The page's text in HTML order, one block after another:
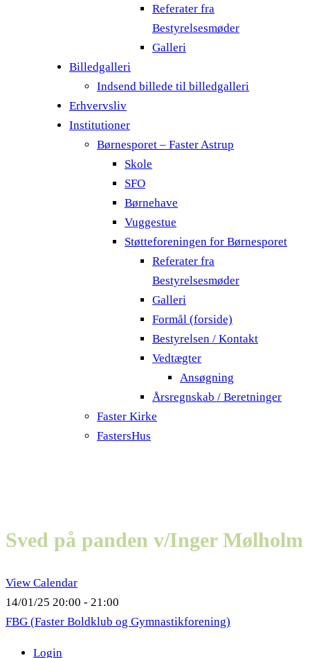
Referater fra
Bestyrelsesmøder
Galleri
Billedgalleri
Indsend billede til billedgalleri
Erhvervsliv
Institutioner
Børnesporet – Faster Astrup
Skole
SFO
Børnehave
Vuggestue
Støtteforeningen for Børnesporet
Referater fra
Bestyrelsesmøder
Galleri
Formål (forside)
Bestyrelsen / Kontakt
Vedtægter
Ansøgning
Årsregnskab / Beretninger
Faster Kirke
FastersHus
Sved på panden v/Inger Mølholm
View Calendar
14/01/25 20:00 - 21:00
FBG (Faster Boldklub og Gymnastikforening)
Login